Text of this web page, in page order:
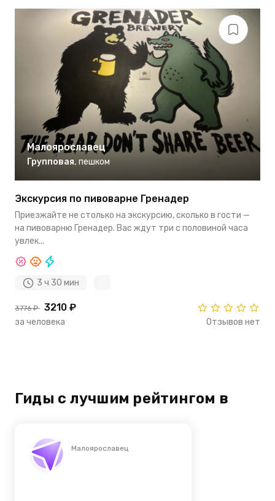
Малоярославец
Групповая, пешком
Экскурсия по пивоварне Гренадер
Приезжайте не столько на экскурсию, сколько в гости —
на пивоварню Гренадер. Вас ждут три с половиной часа
увлек...
3 ч 30 мин
3776 ₽ 3210 ₽
за человека Отзывов нет
Гиды с лучшим рейтингом в
Малоярославец